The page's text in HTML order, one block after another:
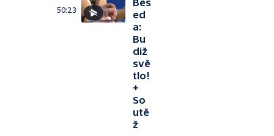
50:23
Bes
ed
a:
Bu
diž
svě
tlo!
+
So
utě
ž